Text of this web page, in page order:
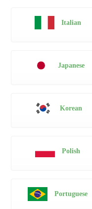
Italian
Japanese
Korean
Polish
Portuguese